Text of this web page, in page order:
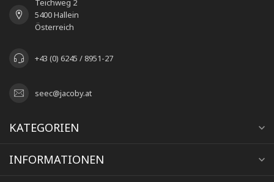
Teichweg 2
5400 Hallein
Österreich
+43 (0) 6245 / 8951-27
seec@jacoby.at
KATEGORIEN
INFORMATIONEN